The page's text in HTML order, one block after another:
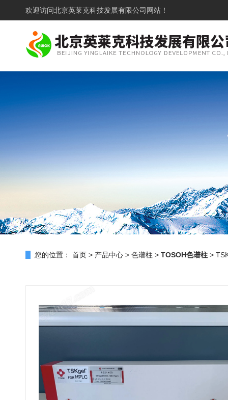
欢迎访问北京英莱克科技发展有限公司网站！
您的位置： 首页 > 产品中心 > 色谱柱 > TOSOH色谱柱 >